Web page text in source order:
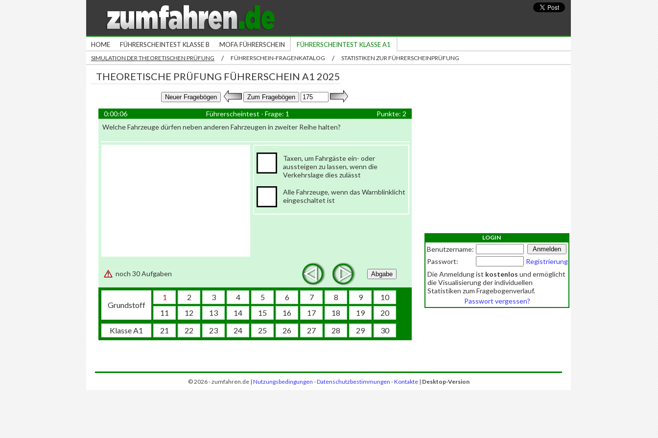
HOME FÜHRERSCHEINTEST KLASSE B MOFA FÜHRERSCHEIN FÜHRERSCHEINTEST KLASSE A1
SIMULATION DER THEORETISCHEN PRÜFUNG / FÜHRERSCHEIN-FRAGENKATALOG / STATISTIKEN ZUR FÜHRERSCHEINPRÜFUNG
THEORETISCHE PRÜFUNG FÜHRERSCHEIN A1 2025
0:00:06 Führerscheintest - Frage: 1
Punkte: 2
Welche Fahrzeuge dürfen neben anderen Fahrzeugen in zweiter Reihe halten?
Taxen, um Fahrgäste ein- oder
aussteigen zu lassen, wenn die
Verkehrslage dies zulässt
Alle Fahrzeuge, wenn das Warnblinklicht
eingeschaltet ist
noch 30 Aufgaben Abgabe
Grundstoff
1 2 3 4 5 6 7 8 9
10
11
12 13 14 15 16 17 18 19
20
Klasse A1
21 22 23 24 25 26 27 28 29 30
LOGIN
Benutzername:
Passwort:
Registrierung
Die Anmeldung ist kostenlos und ermöglicht
die Visualisierung der individuellen
Statistiken zum Fragebogenverlauf.
Passwort vergessen?
© 2026 - zumfahren.de | Nutzungsbedingungen -Datenschutzbestimmungen -Kontakte| Desktop-Version